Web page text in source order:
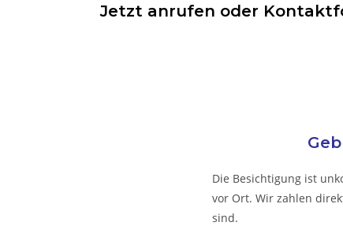
Jetzt anrufen oder
Die Besichtigung ist
vor Ort. Wir zahlen
sind.